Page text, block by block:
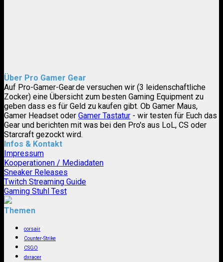
Über Pro Gamer Gear
Auf Pro-Gamer-Gear.de versuchen wir (3 leidenschaftliche
Zocker) eine Übersicht zum besten Gaming Equipment zu
geben dass es für Geld zu kaufen gibt. Ob Gamer Maus,
Gamer Headset oder Gamer Tastatur - wir testen für Euch das
Gear und berichten mit was bei den Pro's aus LoL, CS oder
Starcraft gezockt wird.
Infos & Kontakt
Impressum
Kooperationen / Mediadaten
Sneaker Releases
Twitch Streaming Guide
Gaming Stuhl Test
Themen
corsair
Counter-Strike
CSGO
dxracer